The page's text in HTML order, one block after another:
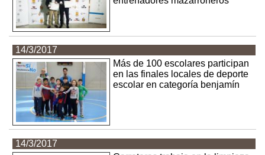
14/3/2017
Más de 100 escolares participan
en las finales locales de deporte
escolar en categoría benjamín
14/3/2017